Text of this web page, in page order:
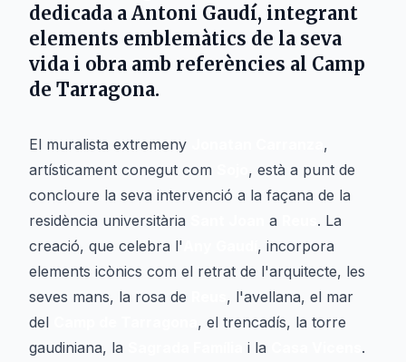
dedicada a Antoni Gaudí, integrant
elements emblemàtics de la seva
vida i obra amb referències al Camp
de Tarragona.
El muralista extremeny
,
artísticament conegut com
, està a punt de
concloure la seva intervenció a la façana de la
residència universitària
a
. La
creació, que celebra l'
, incorpora
elements icònics com el retrat de l'arquitecte, les
seves mans, la rosa de
, l'avellana, el mar
del
, el trencadís, la torre
gaudiniana, la
i la .